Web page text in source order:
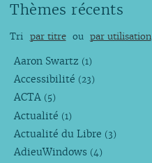
Thèmes récents
Tri par titre ou par utilisation
Aaron Swartz (1)
Accessibilité (23)
ACTA (5)
Actualité (1)
Actualité du Libre (3)
AdieuWindows (4)